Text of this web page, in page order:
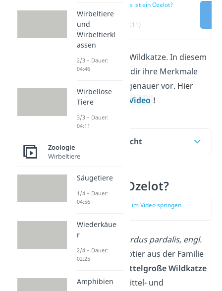
Was ist ein Ozelot?
(00:11)
Ein Ozelot ist eine Wildkatze. In diesem
Beitrag stellen wir dir ihre Merkmale
und Lebensweise genauer vor. Hier
geht’s direkt zum
Video !
Inhaltsübersicht
Was ist ein Ozelot?
zur Stelle im Video springen
Ozelot
(Leopardus pardalis, engl.
ocelot)ist ein Raubtier aus der Familie
mittelgroße Wildkatze
lebt vor allem in Mittel- und
Wirbeltiere
und
Wirbeltierkl
assen
2/3 – Dauer:
04:46
Wirbellose
Tiere
3/3 – Dauer:
04:11
Zoologie
Wirbeltiere
Säugetiere
1/4 – Dauer:
04:56
Wiederkäue
r
2/4 – Dauer:
02:25
Amphibien